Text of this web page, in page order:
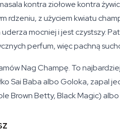
kontra ziołowe kontra
rdzeniu, z użyciem kwiatu
mocniej i jest czystszy.
perfum, więc pachną
Nag Champę. To
Sai Baba albo Goloka, zapal
Brown Betty, Black Magic)